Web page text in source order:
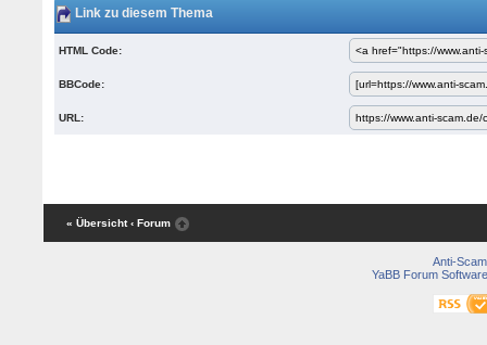
Link zu diesem Thema
HTML Code:
BBCode:
URL:
« Übersicht ‹ Forum
Anti-Scam
YaBB Forum Software